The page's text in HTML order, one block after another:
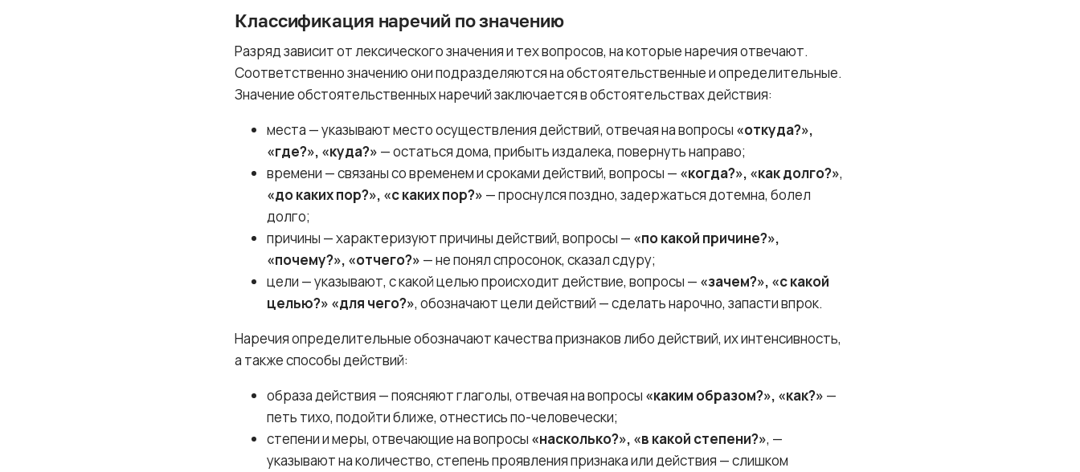
Классификация наречий по значению
Разряд зависит от лексического значения и тех вопросов, на которые наречия отвечают.
Соответственно значению они подразделяются на обстоятельственные и определительные.
Значение обстоятельственных наречий заключается в обстоятельствах действия:
места — указывают место осуществления действий, отвечая на вопросы «откуда?»,
«где?», «куда?» — остаться дома, прибыть издалека, повернуть направо;
времени — связаны со временем и сроками действий, вопросы — «когда?», «как долго?»,
«до каких пор?», «с каких пор?» — проснулся поздно, задержаться дотемна, болел
долго;
причины — характеризуют причины действий, вопросы — «по какой причине?»,
«почему?», «отчего?» — не понял спросонок, сказал сдуру;
цели — указывают, с какой целью происходит действие, вопросы — «зачем?», «с какой
целью?» «для чего?», обозначают цели действий — сделать нарочно, запасти впрок.
Наречия определительные обозначают качества признаков либо действий, их интенсивность,
а также способы действий:
образа действия — поясняют глаголы, отвечая на вопросы «каким образом?», «как?» —
петь тихо, подойти ближе, отнестись по-человечески;
степени и меры, отвечающие на вопросы «насколько?», «в какой степени?», —
указывают на количество, степень проявления признака или действия — слишком